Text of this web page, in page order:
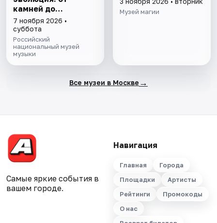
камней до
нейросети»
7 ноября 2026 •
суббота
Российский
национальный музей
музыки
Музей магии
Все музеи в Москве →
Самые яркие события в
вашем городе.
Навигация
Главная
Города
Площадки
Артисты
Рейтинги
Промокоды
О нас